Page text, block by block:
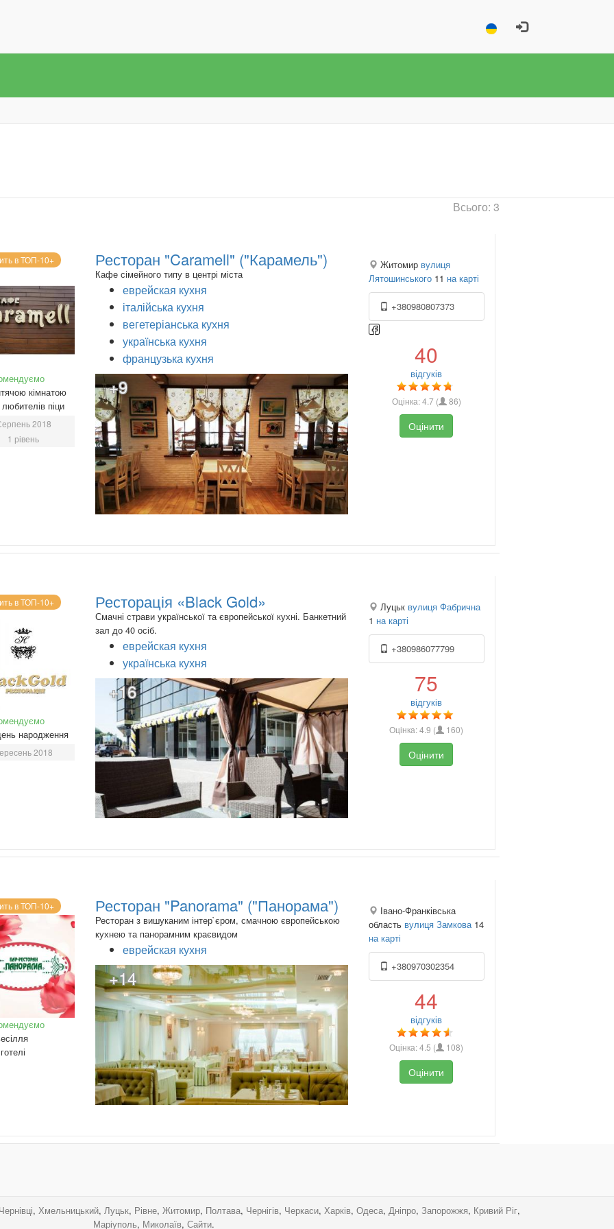
Всього: 3
в ТОП-10+
кімнатою
піци
2018
1 рівень
Ресторан "Caramell" ("Карамель")
Кафе сімейного типу в центрі міста
еврейская кухня
італійська кухня
вегетеріанська кухня
українська кухня
французька кухня
+9
Житомир вулиця
Лятошинського11 на карті
+380980807373
40
відгуків
Оцінка:4.7 ( 86)
Оцінити
в ТОП-10+
народження
2018
Ресторація «Black Gold»
Смачні страви української та європейської кухні. Банкетний
зал до 40 осіб.
еврейская кухня
українська кухня
+16
Луцьк вулиця Фабрична
1 на карті
+380986077799
75
відгуків
Оцінка:4.9 ( 160)
Оцінити
в ТОП-10+ Ресторан "Panorama" ("Панорама")
Ресторан з вишуканим інтер`єром, смачною європейською
кухнею та панорамним краєвидом
еврейская кухня
+14
Івано-Франківська
область вулиця Замкова14
на карті
+380970302354
44
відгуків
Оцінка:4.5 ( 108)
Оцінити
Чернівці, Хмельницький, Луцьк, Рівне, Житомир, Полтава, Чернігів, Черкаси, Харків, Одеса, Дніпро, Запорожжя, Кривий Ріг,
Маріуполь, Миколаїв, Сайти.